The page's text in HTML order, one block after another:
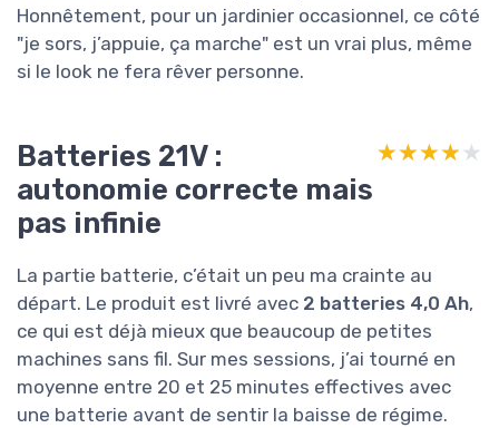
Honnêtement, pour un jardinier occasionnel, ce côté
"je sors, j’appuie, ça marche" est un vrai plus, même
si le look ne fera rêver personne.
Batteries 21V :
autonomie correcte mais
pas infinie
★★★★★
★★★★★
La partie batterie, c’était un peu ma crainte au
départ. Le produit est livré avec 2 batteries 4,0 Ah,
ce qui est déjà mieux que beaucoup de petites
machines sans fil. Sur mes sessions, j’ai tourné en
moyenne entre 20 et 25 minutes effectives avec
une batterie avant de sentir la baisse de régime.